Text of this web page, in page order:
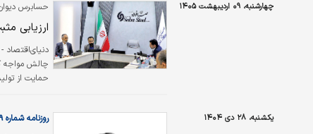
در این میان،
چهارشنبه، ۰۹ اردیبهشت ۱۴۰۵ حسابرس
ارزیابی مثبت
دنیای‌اقتصاد
چالش مواجه
حمایت از
یکشنبه، ۲۸ دی ۱۴۰۴ روزنامه شماره ۶۴۸۹